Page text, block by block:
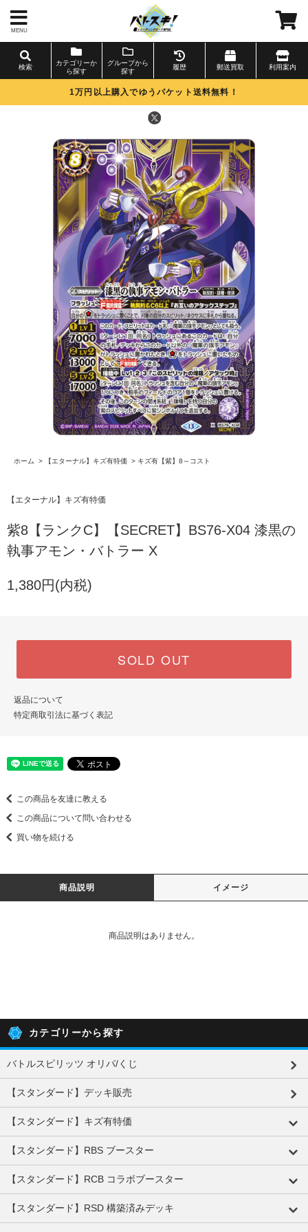
MENU
検索
カテゴリーか
ら探す
グループから
探す
履歴 郵送買取 利用案内
1万円以上購入でゆうパケット送料無料！
ホーム > 【エターナル】キズ有特価 > キズ有【紫】8～コスト
【エターナル】キズ有特価
紫8【ランクC】【SECRET】BS76-X04 漆黒の
執事アモン・バトラー X
1,380円(内税)
SOLD OUT
返品について
特定商取引法に基づく表記
この商品を友達に教える
この商品について問い合わせる
買い物を続ける
商品説明 イメージ
商品説明はありません。
カテゴリーから探す
バトルスピリッツ オリパ/くじ
【スタンダード】デッキ販売
【スタンダード】キズ有特価
【スタンダード】RBS ブースター
【スタンダード】RCB コラボブースター
【スタンダード】RSD 構築済みデッキ